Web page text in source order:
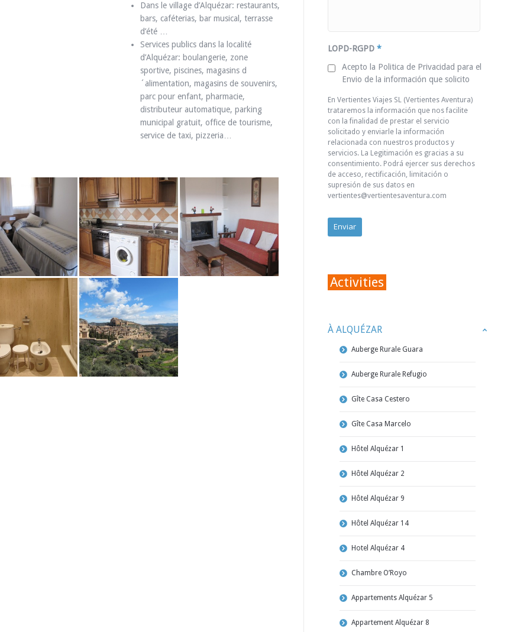
Dans le village d’Alquézar: restaurants,
bars, caféterias, bar musical, terrasse
d’été …
Services publics dans la localité
d’Alquézar: boulangerie, zone
sportive, piscines, magasins d
´alimentation, magasins de souvenirs,
parc pour enfant, pharmacie,
distributeur automatique, parking
municipal gratuit, office de tourisme,
service de taxi, pizzeria…
LOPD-RGPD *
Acepto la Politica de Privacidad para el
Envio de la información que solicito
En Vertientes Viajes SL (Vertientes Aventura)
trataremos la información que nos facilite
con la finalidad de prestar el servicio
solicitado y enviarle la información
relacionada con nuestros productos y
servicios. La Legitimación es gracias a su
consentimiento. Podrá ejercer sus derechos
de acceso, rectificación, limitación o
supresión de sus datos en
vertientes@vertientesaventura.com
Activities
À ALQUÉZAR
Auberge Rurale Guara
Auberge Rurale Refugio
Gîte Casa Cestero
Gîte Casa Marcelo
Hôtel Alquézar 1
Hôtel Alquézar 2
Hôtel Alquézar 9
Hôtel Alquézar 14
Hotel Alquézar 4
Chambre O’Royo
Appartements Alquézar 5
Appartement Alquézar 8